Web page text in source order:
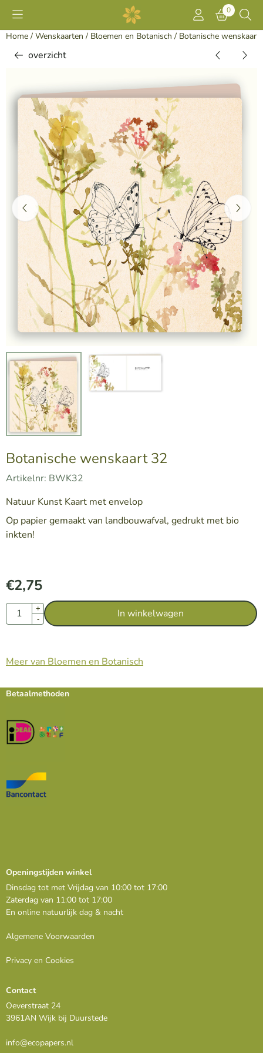
Cookievoorkeuren zijn momenteel gesloten. 0
Home / Wenskaarten / Bloemen en Botanisch / Botanische wenskaart
overzicht
Botanische wenskaart 32
Artikelnr: BWK32
Natuur Kunst Kaart met envelop
Op papier gemaakt van landbouwafval, gedrukt met bio
inkten!
€2,75
Aantal
+
-
In winkelwagen
Meer van Bloemen en Botanisch
Betaalmethoden
Openingstijden winkel
Dinsdag tot met Vrijdag van 10:00 tot 17:00
Zaterdag van 11:00 tot 17:00
En online natuurlijk dag & nacht
Algemene Voorwaarden
Privacy en Cookies
Contact
Oeverstraat 24
3961AN Wijk bij Duurstede
info@ecopapers.nl